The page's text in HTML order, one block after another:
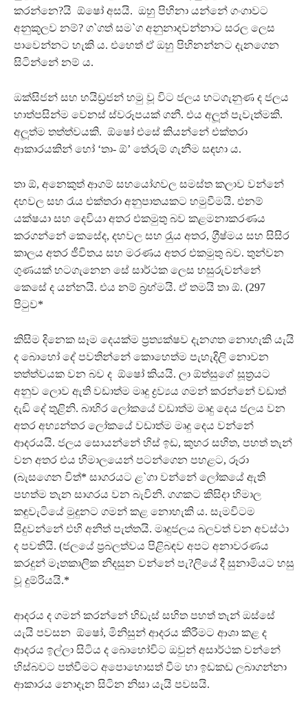
කරන්නෙ?යි ඕෂෝ අසයි. ඔහු පිහිනා යන්නේ ගංගාවට
අනුකූලව නම්? ග`ගත් සම`ග අනුනාදවන්නාට සරල ලෙස
පාවෙන්නට හැකි ය. එහෙත් ඒ ඔහු පිහිනන්නට දැනගෙන
සිටින්නේ නම් ය.
ඔක්සිජන් සහ හයිඩ‍්‍රජන් හමු වූ විට ජලය හටගැනුණ ද ජලය
හාත්පසින්ම වෙනස් ස්වරූපයක් ගනී. එය අලූත් පැවැත්මකි.
අලූත්ම තත්ත්වයකි. ඕෂෝ එසේ කියන්නේ එක්තරා
ආකාරයකින් හෝ ‘තා- ඕ’ තේරුම් ගැනීම සඳහා ය.
තා ඕ, අනෙකුත් ආගම් සහයෝගවල සමස්ත කලාව වන්නේ
දහවල සහ රැය එක්තරා අනුපාතයකට හමුවීමයි. එනම්
යක්ෂයා සහ දෙවියා අතර එකමුතු බව කළමනාකරණය
කරගන්නේ කෙසේද, දහවල සහ රැුය අතර, ග‍්‍රීෂ්මය සහ සිසිර
කාලය අතර ජීවිතය සහ මරණය අතර එකමුතු බව. තුන්වන
ගුණයක් හටගැනෙන සේ සාර්ථක ලෙස හසුරුවන්නේ
කෙසේ ද යන්නයි. එය නම් බ‍්‍රහ්මයි. ඒ තමයි තා ඕ. (297
පිටුව*
කිසිම දිනෙක සෑම දෙයක්ම ප‍්‍රත්‍යක්ෂව දැනගත නොහැකි යැයි
ද බොහෝ දේ පවතින්නේ කොහෙත්ම පැහැදිලි නොවන
තත්ත්වයක වන බව ද ඕෂෝ කියයි. ලා ඕත්සුගේ සූත‍්‍රයට
අනුව ලොව ඇති වඩාත්ම මෘදු ද්‍රව්‍යය ගමන් කරන්නේ වඩාත්
දැඩි දේ තුළිනි. බාහිර ලෝකයේ වඩාත්ම මෘදු දෙය ජලය වන
අතර අභ්‍යන්තර ලෝකයේ වඩාත්ම මෘදු දෙය වන්නේ
ආදරයයි. ජලය සොයන්නේ හිස් ඉඩ, කුහර සහිත, පහත් තැන්
වන අතර එය හිමාලයෙන් පටන්ගෙන පහළට, රූරා
(බැසගෙන විත්* සාගරයට ළ`ගා වන්නේ ලෝකයේ ඇති
පහත්ම තැන සාගරය වන බැවිනි. ගගකට කිසිදා හිමාල
කඳුවැටියේ මුදුනට ගමන් කළ නොහැකි ය. සැමවිටම
සිදුවන්නේ එහි අනිත් පැත්තයි. මෘදුජලය බලවත් වන අවස්ථා
ද පවතියි. (ජලයේ ප‍්‍රබලත්වය පිළිබඳව අපට අනාවරණය
කරදුන් මෑතකාලික නිදසුන වන්නේ පැ?ලියේ දී සුනාමියට හසු
වූ දුම්රියයි.*
ආදරය ද ගමන් කරන්නේ හිඩැස් සහිත පහත් තැන් ඔස්සේ
යැයි පවසන ඕෂෝ, මිනිසුන් ආදරය කිරීමට ආශා කළ ද
ආදරය ඉල්ලා සිටිය ද බොහෝවිට ඔවුන් අසාර්ථක වන්නේ
හිස්බවට පත්වීමට අපොහොසත් වීම හා ඉඩකඩ ලබාගන්නා
ආකාරය නොදැන සිටින නිසා යැයි පවසයි.